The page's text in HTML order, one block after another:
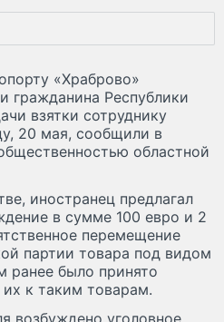
«Храброво»
гражданина Республики
взятки сотруднику
20 мая, сообщили в
областной
иностранец предлагал
в сумме 100 евро и 2
перемещение
партии товара под видом
ранее было принято
к таким товарам.